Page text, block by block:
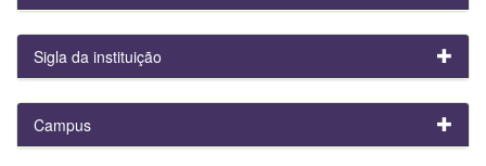
Sigla da instituição
Campus